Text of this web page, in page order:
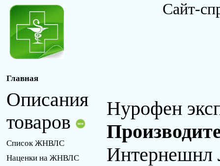
Сайт-
Главная
Описания
товаров
Список ЖНВЛС
Наценки на ЖНВЛС
Нурофен
Интернешнл